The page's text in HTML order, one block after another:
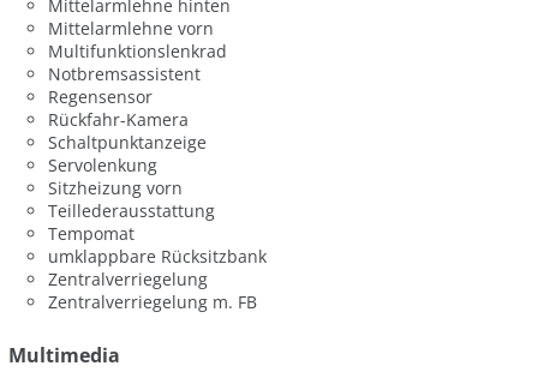
Mittelarmlehne hinten
Mittelarmlehne vorn
Multifunktionslenkrad
Notbremsassistent
Regensensor
Rückfahr-Kamera
Schaltpunktanzeige
Servolenkung
Sitzheizung vorn
Teillederausstattung
Tempomat
umklappbare Rücksitzbank
Zentralverriegelung
Zentralverriegelung m. FB
Multimedia